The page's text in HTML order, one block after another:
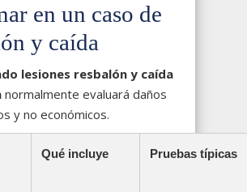
en un caso de
y caída
lesiones resbalón y caída
normalmente evaluará daños
y no económicos.
Qué incluye Pruebas típicas